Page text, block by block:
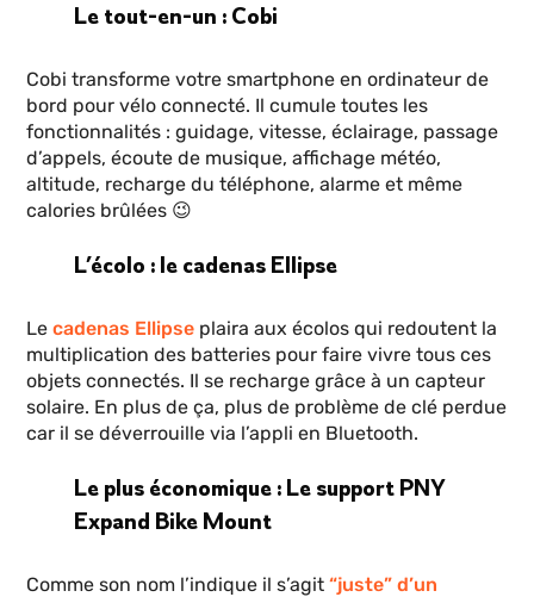
Le tout-en-un : Cobi
Cobi transforme votre smartphone en ordinateur de
bord pour vélo connecté. Il cumule toutes les
fonctionnalités : guidage, vitesse, éclairage, passage
d’appels, écoute de musique, affichage météo,
altitude, recharge du téléphone, alarme et même
calories brûlées 😉
L’écolo : le cadenas Ellipse
Le cadenas Ellipse plaira aux écolos qui redoutent la
multiplication des batteries pour faire vivre tous ces
objets connectés. Il se recharge grâce à un capteur
solaire. En plus de ça, plus de problème de clé perdue
car il se déverrouille via l’appli en Bluetooth.
Le plus économique : Le support PNY
Expand Bike Mount
Comme son nom l’indique il s’agit“juste” d’un